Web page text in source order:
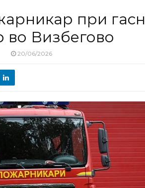
при
во Визбегово
20/06/2026